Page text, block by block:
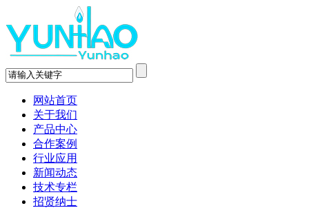
网站首页
关于我们
产品中心
合作案例
行业应用
新闻动态
技术专栏
招贤纳士